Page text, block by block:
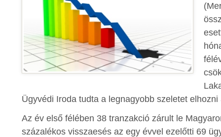
Ügyvédi Iroda tudta a legnagyobb szeletet
Az év első félében 38 tranzakció zárult le
százalékos visszaesés az egy évvel ezelőtti 69